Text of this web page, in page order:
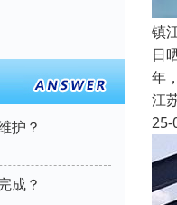
护？
成？
镇
日
年
江
25-